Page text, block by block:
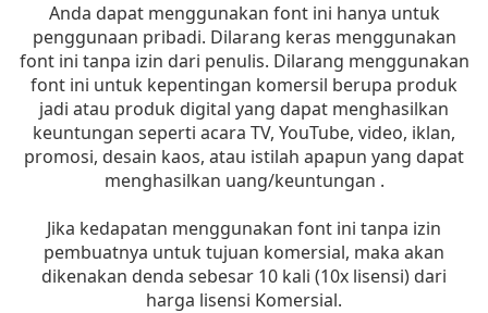
Anda dapat menggunakan font ini hanya untuk
penggunaan pribadi. Dilarang keras menggunakan
font ini tanpa izin dari penulis. Dilarang menggunakan
font ini untuk kepentingan komersil berupa produk
jadi atau produk digital yang dapat menghasilkan
keuntungan seperti acara TV, YouTube, video, iklan,
promosi, desain kaos, atau istilah apapun yang dapat
menghasilkan uang/keuntungan .
Jika kedapatan menggunakan font ini tanpa izin
pembuatnya untuk tujuan komersial, maka akan
dikenakan denda sebesar 10 kali (10x lisensi) dari
harga lisensi Komersial.